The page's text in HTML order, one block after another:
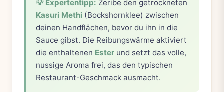
💡 Expertentipp: Zeribe den getrockneten
Kasuri Methi (Bockshornklee) zwischen
deinen Handflächen, bevor du ihn in die
Sauce gibst. Die Reibungswärme aktiviert
die enthaltenen Ester und setzt das volle,
nussige Aroma frei, das den typischen
Restaurant-Geschmack ausmacht.